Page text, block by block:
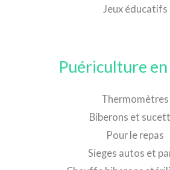
Jeux éducatifs
Puériculture
Thermomètres
Biberons et
Pour le repas
Sieges autos et